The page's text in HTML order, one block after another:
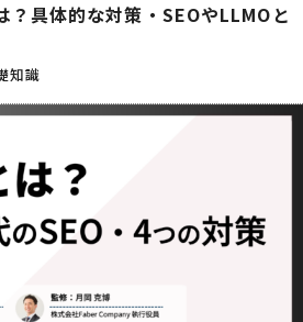
具体的な対策・SEOやLLMOと
知識